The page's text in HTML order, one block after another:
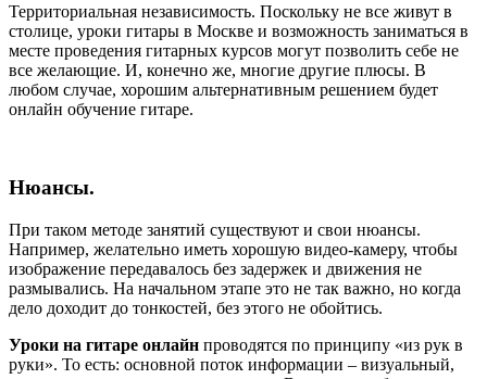
Территориальная независимость. Поскольку не все живут в
столице, уроки гитары в Москве и возможность заниматься в
месте проведения гитарных курсов могут позволить себе не
все желающие. И, конечно же, многие другие плюсы. В
любом случае, хорошим альтернативным решением будет
онлайн обучение гитаре.
Нюансы.
При таком методе занятий существуют и свои нюансы.
Например, желательно иметь хорошую видео-камеру, чтобы
изображение передавалось без задержек и движения не
размывались. На начальном этапе это не так важно, но когда
дело доходит до тонкостей, без этого не обойтись.
Уроки на гитаре онлайн проводятся по принципу «из рук в
руки». То есть: основной поток информации – визуальный,